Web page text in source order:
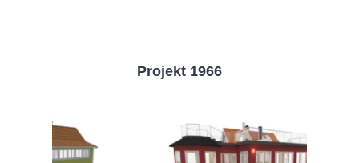
Projekt 1966